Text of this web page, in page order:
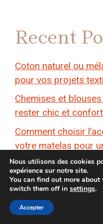
Recent
Coton naturel ou
pour vos projets
Chemises et
rester chic et
Comment choisir
votre matelas pour
4 astuces pour
salon en hiver
Comment se
efficacement en 2025
Nous utilisons des cookies
expérience sur notre site.
You can find out more
switch them off in settings.
Accepter